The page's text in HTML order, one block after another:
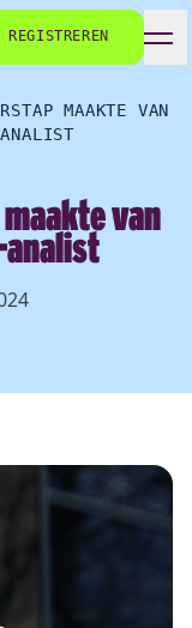
REGISTREREN
MAAKTE VAN
van
analist